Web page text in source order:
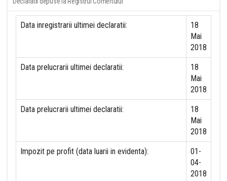
Data inregistrarii ultimei declaratii:
18
Mai
2018
Data prelucrarii ultimei declaratii:
18
Mai
2018
Data prelucrarii ultimei declaratii:
18
Mai
2018
Impozit pe profit (data luarii in evidenta):
01-
04-
2018